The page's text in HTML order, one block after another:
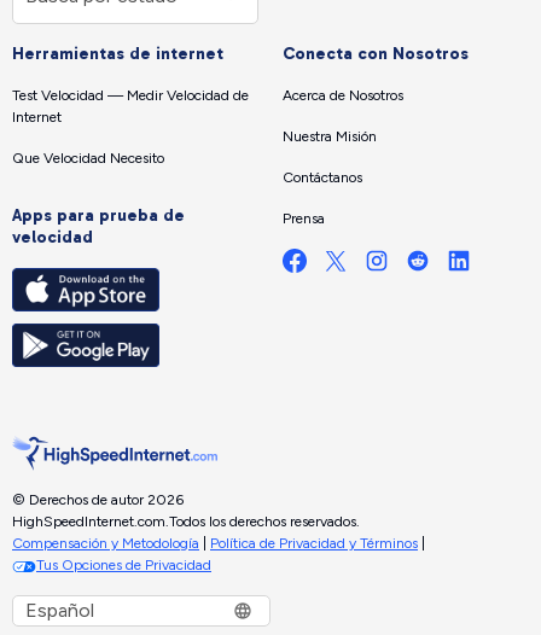
Herramientas de internet
Test Velocidad — Medir Velocidad de
Internet
Que Velocidad Necesito
Apps para prueba de
velocidad
Conecta con Nosotros
Acerca de Nosotros
Nuestra Misión
Contáctanos
Prensa
© Derechos de autor 2026
HighSpeedInternet.com. Todos los derechos reservados.
Compensación y Metodología
Política de Privacidad y Términos
Tus Opciones de Privacidad